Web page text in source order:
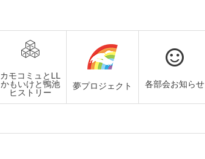
カモコミュとLL
かもいけと鴨池
ヒストリー
夢プロジェクト 各部会お知らせ